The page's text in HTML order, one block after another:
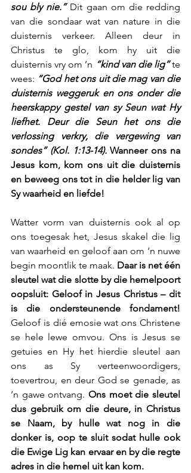
sou bly nie.” Dit gaan om die redding
van die sondaar wat van nature in die
duisternis verkeer. Alleen deur in
Christus te glo, kom hy uit die
duisternis vry om ’n “kind van die lig” te
wees: “God het ons uit die mag van die
duisternis weggeruk en ons onder die
heerskappy gestel van sy Seun wat Hy
liefhet. Deur die Seun het ons die
verlossing verkry, die vergewing van
sondes” (Kol. 1:13-14). Wanneer ons na
Jesus kom, kom ons uit die duisternis
en beweeg ons tot in die helder lig van
Sy waarheid en liefde!
Watter vorm van duisternis ook al op
ons toegesak het, Jesus skakel die lig
van waarheid en geloof aan om ‘n nuwe
begin moontlik te maak. Daar is net één
sleutel wat die slotte by die hemelpoort
oopsluit: Geloof in Jesus Christus – dit
is die ondersteunende fondament!
Geloof is dié emosie wat ons Christene
se hele lewe omvou. Ons is Jesus se
getuies en Hy het hierdie sleutel aan
ons as Sy verteenwoordigers,
toevertrou, en deur God se genade, as
‘n gawe ontvang. Ons moet die sleutel
dus gebruik om die deure, in Christus
se Naam, by hulle wat nog in die
donker is, oop te sluit sodat hulle ook
die Ewige Lig kan ervaar en by die regte
adres in die hemel uit kan kom.